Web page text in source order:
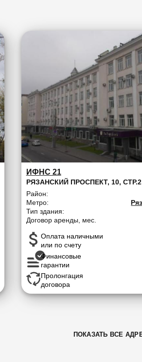
ИФНС 21
РЯЗАНСКИЙ ПРОСПЕКТ, 10, СТР.2
Район:
Метро:
Тип здания:
Договор аренды, мес.
Оплата наличными
или по счету
Финансовые
гарантии
Пролонгация
договора
ПОКАЗАТЬ ВСЕ